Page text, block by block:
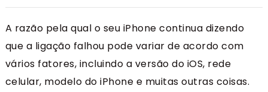
A razão pela qual o seu iPhone continua dizendo
que a ligação falhou pode variar de acordo com
vários fatores, incluindo a versão do iOS, rede
celular, modelo do iPhone e muitas outras coisas.